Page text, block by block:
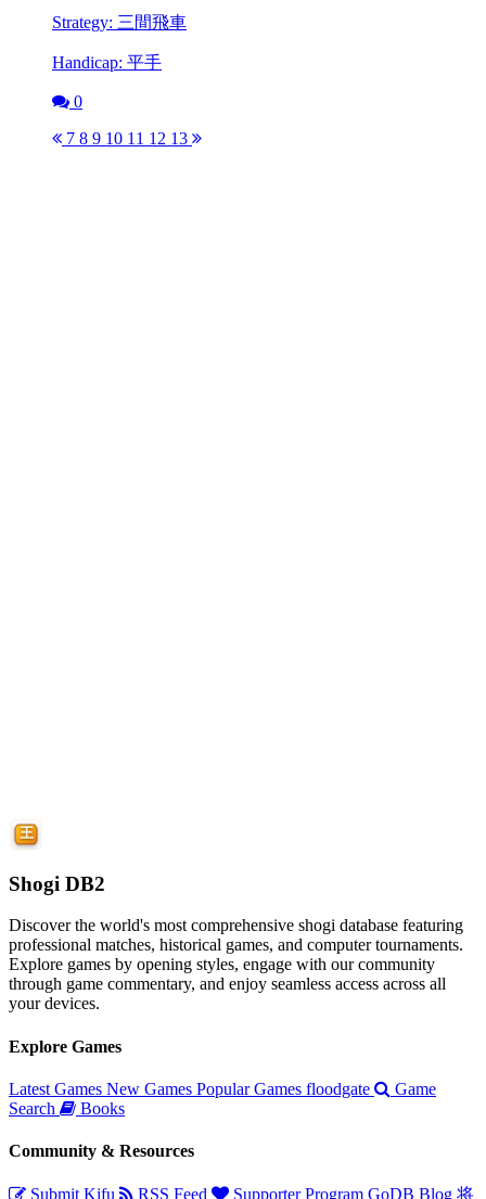
Strategy: 三間飛車
Handicap: 平手
0
7 8 9 10 11 12 13
Shogi DB2
Discover the world's most comprehensive shogi database featuring
professional matches, historical games, and computer tournaments.
Explore games by opening styles, engage with our community
through game commentary, and enjoy seamless access across all
your devices.
Explore Games
Latest Games New Games Popular Games floodgate
Game
Search
Books
Community & Resources
Submit Kifu RSS Feed Supporter Program GoDB Blog 将